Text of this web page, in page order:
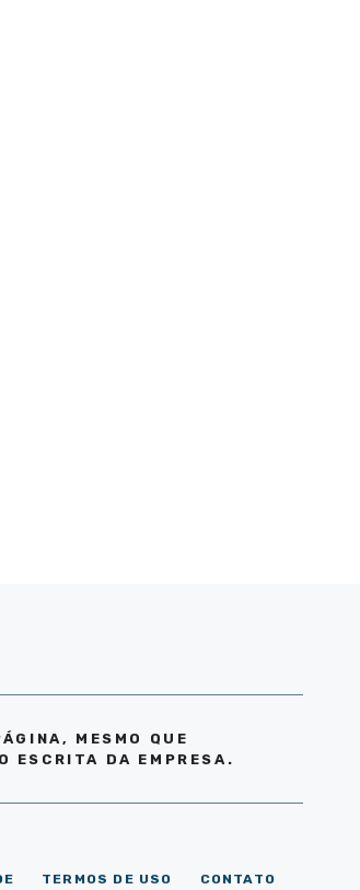
MESMO QUE
ESCRITA DA EMPRESA.
TERMOS DE USO CONTATO